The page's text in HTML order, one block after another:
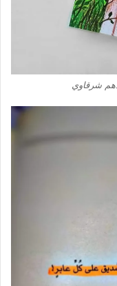
شرقاوي